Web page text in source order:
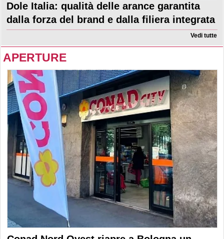
Dole Italia: qualità delle arance garantita
dalla forza del brand e dalla filiera integrata
Vedi tutte
APERTURE